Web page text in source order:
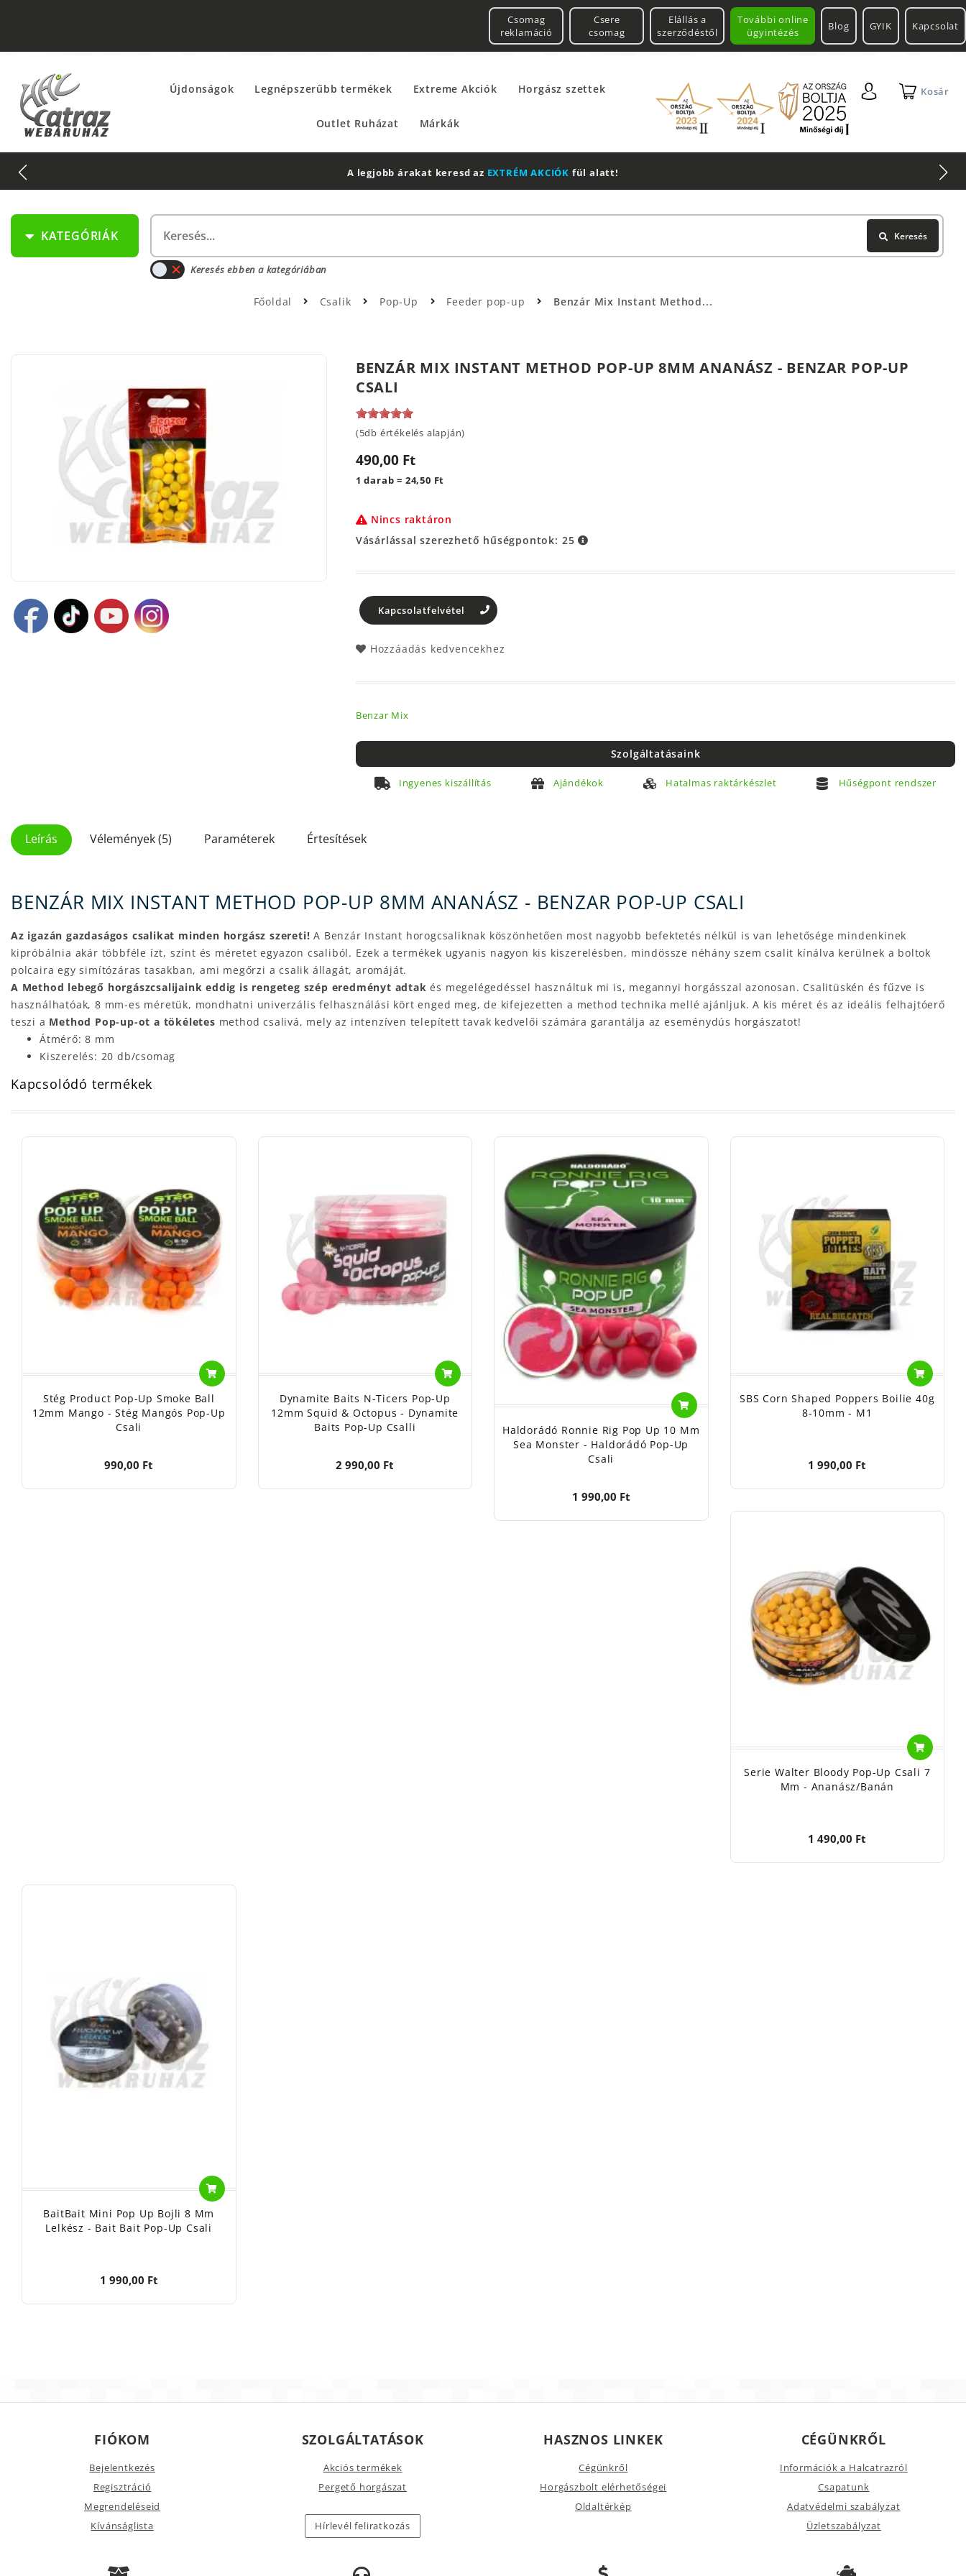
További online
ügyintézés
Csomag
reklamáció
Csere
csomag
Elállás a
szerződéstől
Blog GYIK Kapcsolat
Újdonságok Legnépszerűbb termékek Extreme Akciók Horgász szettek
Outlet Ruházat Márkák
Kosár
A legjobb árakat keresd az EXTRÉM AKCIÓK fül alatt!
KATEGÓRIÁK Keresés
Keresés ebben a kategóriában
Főoldal Csalik Pop-Up Feeder pop-up Benzár Mix Instant Method...
BENZÁR MIX INSTANT METHOD POP-UP 8MM ANANÁSZ - BENZAR POP-UP
CSALI
(5db értékelés alapján)
490,00 Ft
1 darab = 24,50 Ft
Nincs raktáron
Vásárlással szerezhető hűségpontok: 25
Kapcsolatfelvétel
Hozzáadás kedvencekhez
Benzar Mix
Szolgáltatásaink
Ingyenes kiszállítás Ajándékok Hatalmas raktárkészlet Hűségpont rendszer
Leírás Vélemények (5) Paraméterek Értesítések
BENZÁR MIX INSTANT METHOD POP-UP 8MM ANANÁSZ - BENZAR POP-UP CSALI
Az igazán gazdaságos csalikat minden horgász szereti!A Benzár Instant horogcsaliknak köszönhetően most nagyobb befektetés nélkül is van lehetősége mindenkinek
kipróbálnia akár többféle ízt, színt és méretet egyazon csaliból. Ezek a termékek ugyanis nagyon kis kiszerelésben, mindössze néhány szem csalit kínálva kerülnek a boltok
polcaira egy simítózáras tasakban, ami megőrzi a csalik állagát, aromáját.
A Method lebegő horgászcsalijaink eddig is rengeteg szép eredményt adtak és megelégedéssel használtuk mi is, megannyi horgásszal azonosan. Csalitüskén és fűzve is
használhatóak, 8 mm-es méretük, mondhatni univerzális felhasználási kört enged meg, de kifejezetten a method technika mellé ajánljuk. A kis méret és az ideális felhajtóerő
teszi a Method Pop-up-ot a tökéletes method csalivá, mely az intenzíven telepített tavak kedvelői számára garantálja az eseménydús horgászatot!
Átmérő: 8 mm
Kiszerelés: 20 db/csomag
Kapcsolódó termékek
Stég Product Pop-Up Smoke Ball
12mm Mango - Stég Mangós Pop-Up
Csali
990,00 Ft
Dynamite Baits N-Ticers Pop-Up
12mm Squid & Octopus - Dynamite
Baits Pop-Up Csalli
2 990,00 Ft
Haldorádó Ronnie Rig Pop Up 10 Mm
Sea Monster - Haldorádó Pop-Up
Csali
1 990,00 Ft
SBS Corn Shaped Poppers Boilie 40g
8-10mm - M1
1 990,00 Ft
Serie Walter Bloody Pop-Up Csali 7
Mm - Ananász/Banán
1 490,00 Ft
BaitBait Mini Pop Up Bojli 8 Mm
Lelkész - Bait Bait Pop-Up Csali
1 990,00 Ft
FIÓKOM
Bejelentkezés
Regisztráció
Megrendeléseid
Kívánságlista
SZOLGÁLTATÁSOK
Akciós termékek
Pergető horgászat
Hírlevél feliratkozás
HASZNOS LINKEK
Cégünkről
Horgászbolt elérhetőségei
Oldaltérkép
CÉGÜNKRŐL
Információk a Halcatrazról
Csapatunk
Adatvédelmi szabályzat
Üzletszabályzat